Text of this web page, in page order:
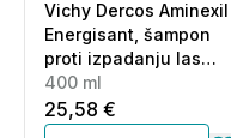
Vichy Dercos Aminexil
Energisant, šampon
proti izpadanju las
(400 ml)
400 ml
25,58 €